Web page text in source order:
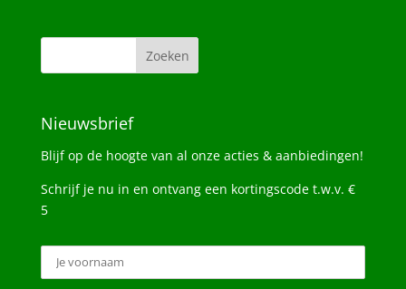
Nieuwsbrief
Blijf op de hoogte van al onze acties & aanbiedingen!
Schrijf je nu in en ontvang een kortingscode t.w.v. €
5